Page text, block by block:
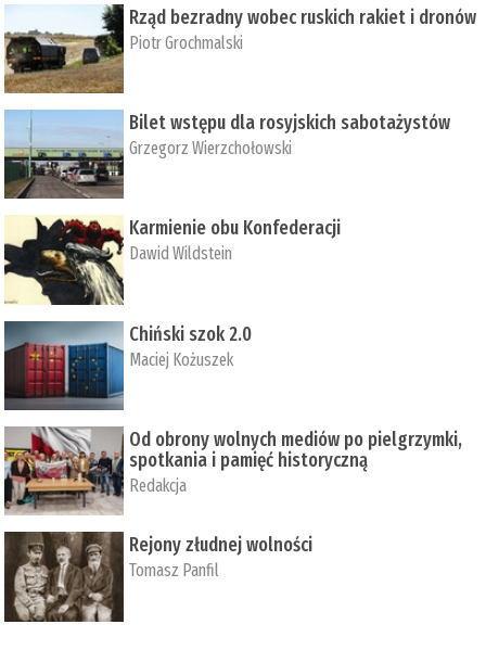
Rząd bezradny wobec ruskich rakiet i dronów
Piotr Grochmalski
Bilet wstępu dla rosyjskich sabotażystów
Grzegorz Wierzchołowski
Karmienie obu Konfederacji
Dawid Wildstein
Chiński szok 2.0
Maciej Kożuszek
Od obrony wolnych mediów po pielgrzymki,
spotkania i pamięć historyczną
Redakcja
Rejony złudnej wolności
Tomasz Panfil